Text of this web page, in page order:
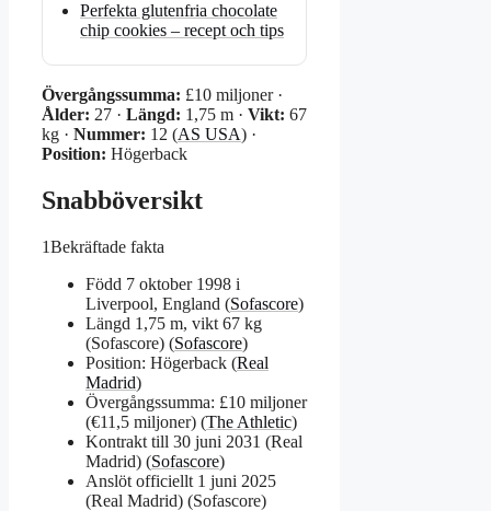
Perfekta glutenfria chocolate
chip cookies – recept och tips
Övergångssumma: £10 miljoner ·
Ålder: 27 · Längd: 1,75 m · Vikt: 67
kg · Nummer: 12 (AS USA) ·
Position: Högerback
Snabböversikt
1Bekräftade fakta
Född 7 oktober 1998 i
Liverpool, England (Sofascore)
Längd 1,75 m, vikt 67 kg
(Sofascore) (Sofascore)
Position: Högerback (Real
Madrid)
Övergångssumma: £10 miljoner
(€11,5 miljoner) (The Athletic)
Kontrakt till 30 juni 2031 (Real
Madrid) (Sofascore)
Anslöt officiellt 1 juni 2025
(Real Madrid) (Sofascore)